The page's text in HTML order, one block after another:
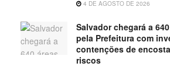
4 DE AGOSTO DE 2026
Salvador chegará a
pela Prefeitura com
contenções de
riscos